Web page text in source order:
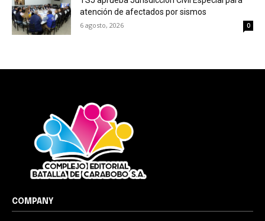
atención de afectados por sismos
6 agosto, 2026 0
COMPANY